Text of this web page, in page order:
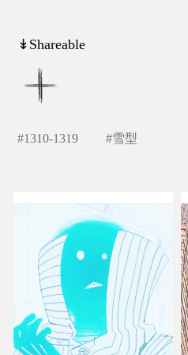
↡Shareable
#1310-1319 #雪型